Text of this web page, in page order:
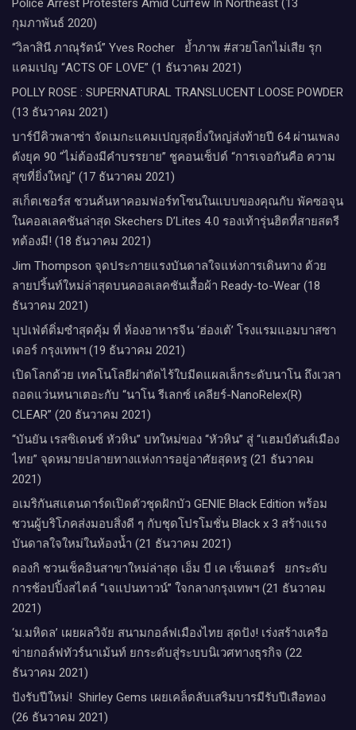
Police Arrest Protesters Amid Curfew In Northeast (13
กุมภาพันธ์ 2020)
“วิลาสินี ภาณุรัตน์” Yves Rocher​ ย้ำภาพ #สวยโลกไม่เสีย รุก
แคมเปญ “ACTS OF LOVE” (1 ธันวาคม 2021)
POLLY ROSE : SUPERNATURAL TRANSLUCENT LOOSE POWDER
(13 ธันวาคม 2021)
บาร์บีคิวพลาซ่า จัดเมกะแคมเปญสุดยิ่งใหญ่ส่งท้ายปี 64 ผ่านเพลง
ดังยุค 90 “ไม่ต้องมีคำบรรยาย” ชูคอนเซ็ปต์ “การเจอกันคือ ความ
สุขที่ยิ่งใหญ่” (17 ธันวาคม 2021)
สเก็ตเชอร์ส ชวนค้นหาคอมฟอร์ทโซนในแบบของคุณกับ พัคซอจุน
ในคอลเลคชันล่าสุด Skechers D’Lites 4.0 รองเท้ารุ่นฮิตที่สายสตรี
ทต้องมี! (18 ธันวาคม 2021)
Jim Thompson จุดประกายแรงบันดาลใจแห่งการเดินทาง ด้วย
ลายปริ้นท์ใหม่ล่าสุดบนคอลเลคชันเสื้อผ้า Ready-to-Wear (18
ธันวาคม 2021)
บุปเฟ่ต์ติ่มซำสุดคุ้ม ที่ ห้อง​อาหารจีน​ ‘ฮ่องเต้’ โรงแรม​แอม​บาส​ซา​
เดอร์​ กรุงเทพฯ​ (19 ธันวาคม 2021)
เปิดโลกด้วย เทคโนโลยีผ่าตัดไร้ใบมีดแผลเล็กระดับนาโน ถึงเวลา
ถอดแว่นหนาเตอะกับ “นาโน รีเลกซ์ เคลียร์-NanoRelex(R)
CLEAR” (20 ธันวาคม 2021)
“บันยัน เรสซิเดนซ์ หัวหิน” บทใหม่ของ “หัวหิน” สู่ “แฮมป์ตันส์เมือง
ไทย” จุดหมายปลายทางแห่งการอยู่อาศัยสุดหรู (21 ธันวาคม
2021)
อเมริกันสแตนดาร์ดเปิดตัวชุดฝักบัว GENIE Black Edition พร้อม
ชวนผู้บริโภคส่งมอบสิ่งดี ๆ กับชุดโปรโมชั่น Black x 3 สร้างแรง
บันดาลใจใหม่ในห้องน้ำ (21 ธันวาคม 2021)
ดองกิ ชวนเช็คอินสาขาใหม่ล่าสุด เอ็ม บี เค เซ็นเตอร์ ยกระดับ
การช้อปปิ้งสไตล์ “เจแปนทาวน์” ใจกลางกรุงเทพฯ (21 ธันวาคม
2021)
‘ม.มหิดล’ เผยผลวิจัย สนามกอล์ฟเมืองไทย สุดปัง! เร่งสร้างเครือ
ข่ายกอล์ฟทัวร์นาเม้นท์ ยกระดับสู่ระบบนิเวศทางธุรกิจ (22
ธันวาคม 2021)
ปังรับปีใหม่​! ​ Shirley Gems เผยเคล็ดลับ​เสริมบารมีรับปีเสือทอง
(26 ธันวาคม 2021)